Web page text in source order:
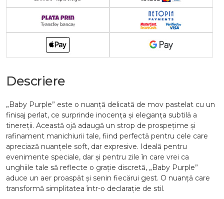
Descriere
„Baby Purple” este o nuanță delicată de mov pastelat cu un
finisaj perlat, ce surprinde inocența și eleganța subtilă a
tinereții. Această ojă adaugă un strop de prospețime și
rafinament manichiurii tale, fiind perfectă pentru cele care
apreciază nuanțele soft, dar expresive. Ideală pentru
evenimente speciale, dar și pentru zile în care vrei ca
unghiile tale să reflecte o grație discretă, „Baby Purple”
aduce un aer proaspăt și senin fiecărui gest. O nuanță care
transformă simplitatea într-o declarație de stil.